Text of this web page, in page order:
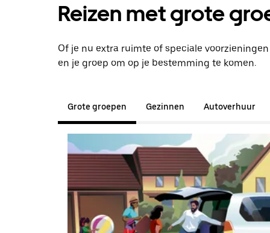
Reizen met grote
Of je nu extra ruimte of speciale
en je groep om op je bestemming te komen.
Grote groepen Gezinnen Autoverhuur